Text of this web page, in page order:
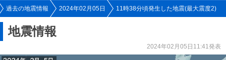
過去の地震情報 2024年02月05日 11時38分頃発生した地震(最大震度2)
地震情報
2024年02月05日11:41発表